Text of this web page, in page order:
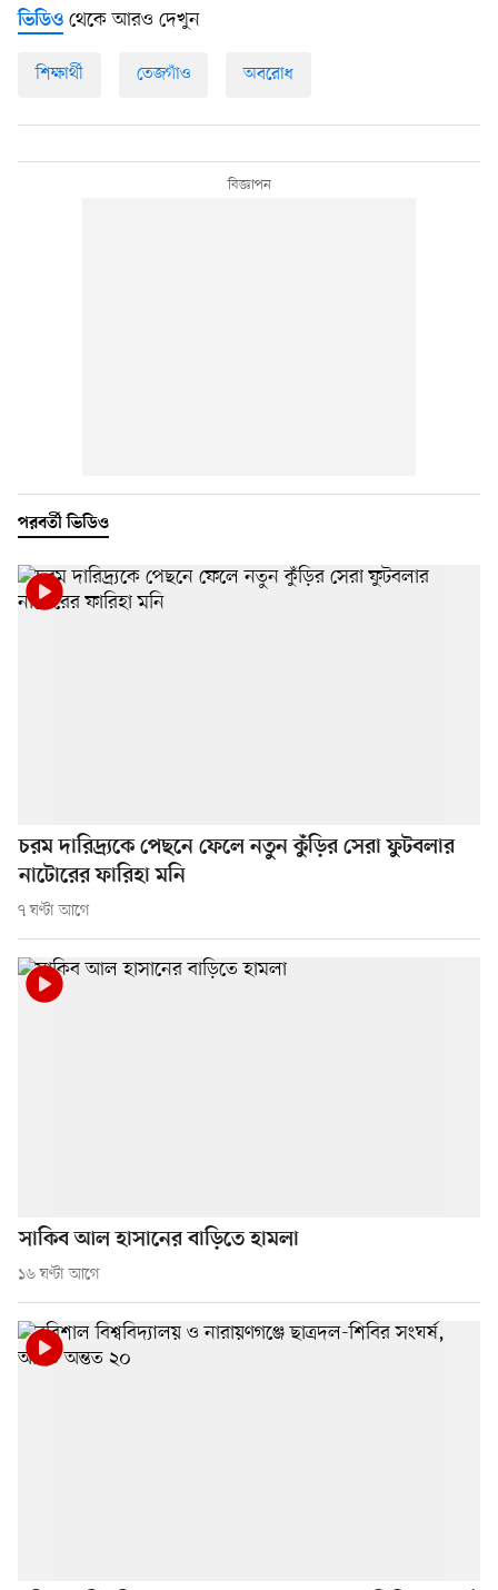
ভিডিও থেকে আরও দেখুন
শিক্ষার্থী তেজগাঁও অবরোধ
পরবর্তী ভিডিও
চরম দারিদ্র্যকে পেছনে ফেলে নতুন কুঁড়ির সেরা ফুটবলার
নাটোরের ফারিহা মনি
৭ ঘণ্টা আগে
সাকিব আল হাসানের বাড়িতে হামলা
১৬ ঘণ্টা আগে